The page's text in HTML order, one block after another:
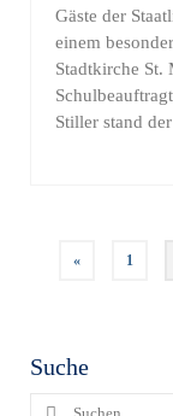
Gäste der
einem
Stadtkirche St.
Stiller stand
« 1
Suche
Suchen